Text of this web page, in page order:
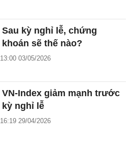
Sau kỳ nghỉ lễ, chứng
khoán sẽ thế nào?
13:00 03/05/2026
VN-Index giảm mạnh trước
kỳ nghỉ lễ
16:19 29/04/2026